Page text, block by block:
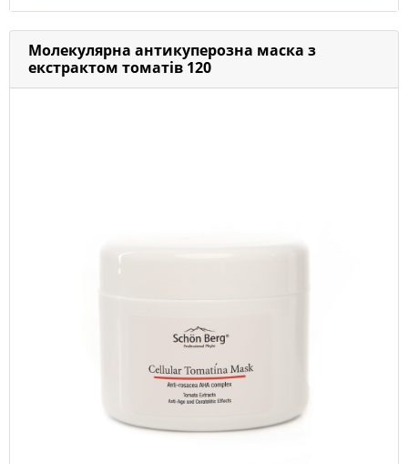
Молекулярна антикуперозна маска з
екстрактом томатів 120